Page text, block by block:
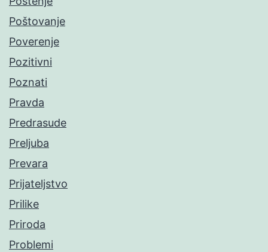
Poštovanje
Poverenje
Pozitivni
Poznati
Pravda
Predrasude
Preljuba
Prevara
Prijateljstvo
Prilike
Priroda
Problemi